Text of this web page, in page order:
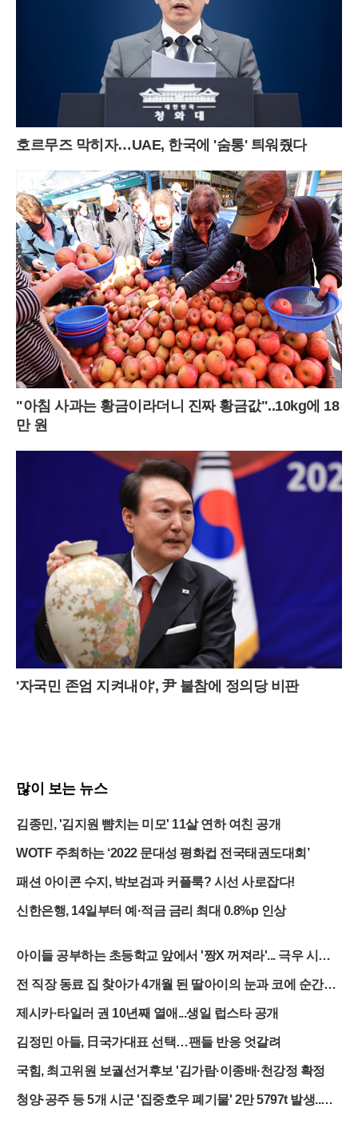
호르무즈 막히자…UAE, 한국에 '숨통' 틔워줬다
"아침 사과는 황금이라더니 진짜 황금값"..10kg에 18
만 원
'자국민 존엄 지켜내야', 尹 불참에 정의당 비판
많이 보는 뉴스
김종민, '김지원 뺨치는 미모' 11살 연하 여친 공개
WOTF 주최하는 ‘2022 문대성 평화컵 전국태권도대회’
패션 아이콘 수지, 박보검과 커플룩? 시선 사로잡다!
신한은행, 14일부터 예·적금 금리 최대 0.8%p 인상
아이들 공부하는 초등학교 앞에서 '짱X 꺼져라'... 극우 시위
전 직장 동료 집 찾아가 4개월 된 딸아이의 눈과 코에 순간접
제시카·타일러 권 10년째 열애...생일 럽스타 공개
김정민 아들, 日국가대표 선택…팬들 반응 엇갈려
국힘, 최고위원 보궐선거후보 '김가람·이종배·천강정 확정
청양·공주 등 5개 시군 '집중호우 폐기물' 2만 5797t 발생..처